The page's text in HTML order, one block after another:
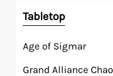
Escape Games
Events
Tabletop
Age of Sigmar
Grand Alliance